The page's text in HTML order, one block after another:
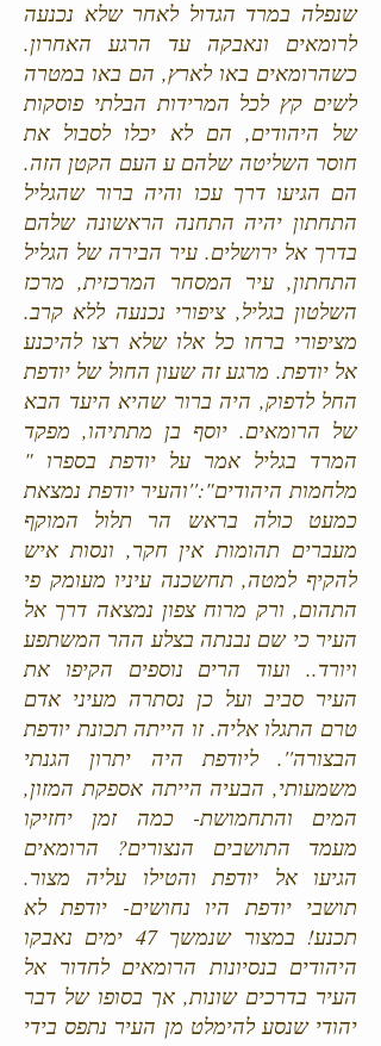
שנפלה במרד הגדול לאחר שלא נכנעה
לרומאים ונאבקה עד הרגע האחרון.
כשהרומאים באו לארץ, הם באו במטרה
לשים קץ לכל המרידות הבלתי פוסקות
של היהודים, הם לא יכלו לסבול את
חוסר השליטה שלהם ע העם הקטן הזה.
הם הגיעו דרך עכו והיה ברור שהגליל
התחתון יהיה התחנה הראשונה שלהם
בדרך אל ירושלים. עיר הבירה של הגליל
התחתון, עיר המסחר המרכזית, מרכז
השלטון בגליל, ציפורי נכנעה ללא קרב.
מציפורי ברחו כל אלו שלא רצו להיכנע
אל יודפת. מרגע זה שעון החול של יודפת
החל לדפוק, היה ברור שהיא היעד הבא
של הרומאים. יוסף בן מתתיהו, מפקד
המרד בגליל אמר על יודפת בספרו "
מלחמות היהודים":''והעיר יודפת נמצאת
כמעט כולה בראש הר תלול המוקף
מעברים תהומות אין חקר, ונסות איש
להקיף למטה, תחשכנה עיניו מעומק פי
התהום, ורק מרוח צפון נמצאה דרך אל
העיר כי שם נבנתה בצלע ההר המשתפע
ויורד.. ועוד הרים נוספים הקיפו את
העיר סביב ועל כן נסתרה מעיני אדם
טרם התגלו אליה. זו הייתה תכונת יודפת
הבצורה''. ליודפת היה יתרון הגנתי
משמעותי, הבעיה הייתה אספקת המזון,
המים והתחמושת- כמה זמן יחזיקו
מעמד התושבים הנצורים? הרומאים
הגיעו אל יודפת והטילו עליה מצור.
תושבי יודפת היו נחושים- יודפת לא
תכנע! במצור שנמשך 47 ימים נאבקו
היהודים בנסיונות הרומאים לחדור אל
העיר בדרכים שונות, אך בסופו של דבר
יהודי שנסע להימלט מן העיר נתפס בידי